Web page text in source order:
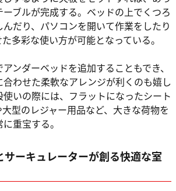
ブルが完成する。ベッドの上でくつろ
だり、パソコンを開いて作業をしたり
多彩な使い方が可能となっている。
ンダーベッドを追加することもでき、
わせた柔軟なアレンジが利くのも嬉し
いの際には、フラットになったシート
型のレジャー用品など、大きな荷物を
重宝する。
サーキュレーターが創る快適な室